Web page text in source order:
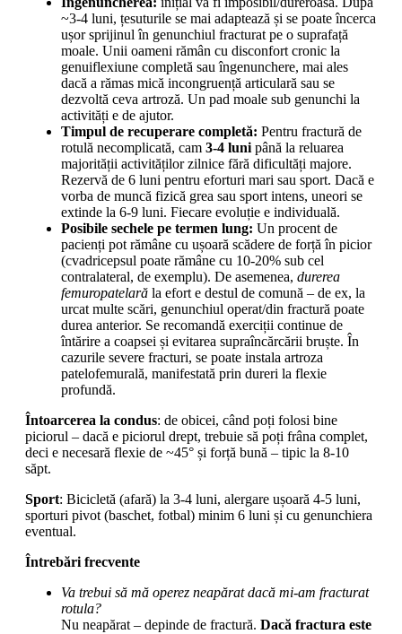
~3-4 luni, țesuturile se mai adaptează și se poate încerca
ușor sprijinul în genunchiul fracturat pe o suprafață
moale. Unii oameni rămân cu disconfort cronic la
genuiflexiune completă sau îngenunchere, mai ales
dacă a rămas mică incongruență articulară sau se
dezvoltă ceva artroză. Un pad moale sub genunchi la
activități e de ajutor.
Timpul de recuperare completă: Pentru fractură de
rotulă necomplicată, cam 3-4 luni până la reluarea
majorității activităților zilnice fără dificultăți majore.
Rezervă de 6 luni pentru eforturi mari sau sport. Dacă e
vorba de muncă fizică grea sau sport intens, uneori se
extinde la 6-9 luni. Fiecare evoluție e individuală.
Posibile sechele pe termen lung: Un procent de
pacienți pot rămâne cu ușoară scădere de forță în picior
(cvadricepsul poate rămâne cu 10-20% sub cel
contralateral, de exemplu). De asemenea, durerea
femuropatelară la efort e destul de comună – de ex, la
urcat multe scări, genunchiul operat/din fractură poate
durea anterior. Se recomandă exerciții continue de
întărire a coapsei și evitarea supraîncărcării bruște. În
cazurile severe fracturi, se poate instala artroza
patelofemurală, manifestată prin dureri la flexie
profundă.
Întoarcerea la condus: de obicei, când poți folosi bine
piciorul – dacă e piciorul drept, trebuie să poți frâna complet,
deci e necesară flexie de ~45° și forță bună – tipic la 8-10
săpt.
Sport: Bicicletă (afară) la 3-4 luni, alergare ușoară 4-5 luni,
sporturi pivot (baschet, fotbal) minim 6 luni și cu genunchiera
eventual.
Întrebări frecvente
Va trebui să mă operez neapărat dacă mi-am fracturat
rotula?
Nu neapărat – depinde de fractură. Dacă fractura este